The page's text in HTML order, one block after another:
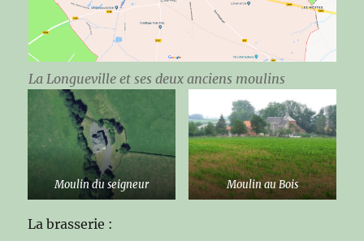
La Longueville et ses deux anciens moulins
Moulin du seigneur Moulin au Bois
La brasserie :